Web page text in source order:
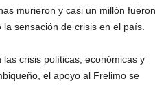
murieron y casi un millón fueron
sensación de crisis en el país.
crisis políticas, económicas y
el apoyo al Frelimo se